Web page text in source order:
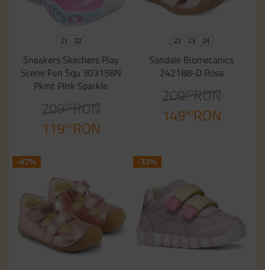
21 22
Sneakers Skechers Play
Scene Fun Squ 303158N
Pkmt Pink Sparkle
209 90RON
11990RON
22 23 24
Sandale Biomecanics
242188-D Rosa
209 90RON
14990RON
-47% -33%